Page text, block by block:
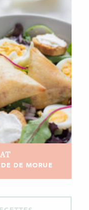
DE MORUE